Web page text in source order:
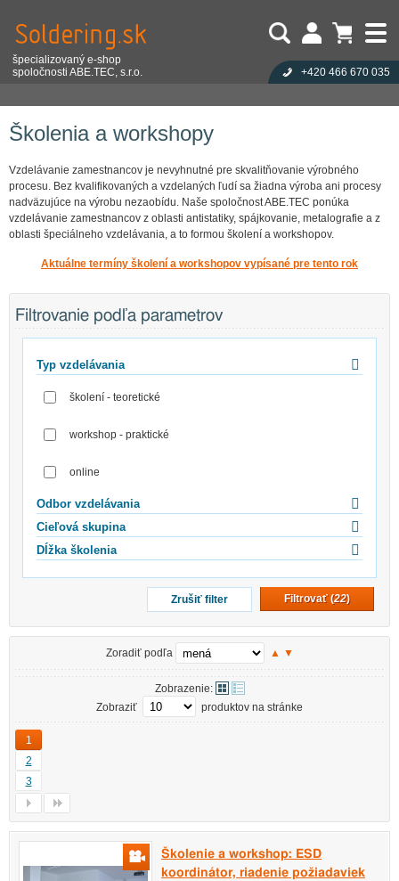
Školenia a workshopy
Vzdelávanie zamestnancov je nevyhnutné pre skvalitňovanie výrobného
procesu. Bez kvalifikovaných a vzdelaných ľudí sa žiadna výroba ani procesy
nadväzujúce na výrobu nezaobídu. Naše spoločnost ABE.TEC ponúka
vzdelávanie zamestnancov z oblasti antistatiky, spájkovanie, metalografie a z
oblasti špeciálneho vzdelávania, a to formou školení a workshopov.
Aktuálne termíny školení a workshopov vypísané pre tento rok
Filtrovanie podľa parametrov
Typ vzdelávania
školení - teoretické
workshop - praktické
online
Odbor vzdelávania
Cieľová skupina
Dĺžka školenia
Zrušiť filter Filtrovať (22)
Zoradiť podľa ▲ ▼
Zobrazenie:
Zobraziť
produktov na stránke
1
2
3
Školenie a workshop: ESD
koordinátor, riadenie požiadaviek
špecializovaný e-shop
spoločnosti ABE.TEC, s.r.o.
+420 466 670 035
Počet produktov:0
Cena celkom: 0,00 EUR
Heslo:
Zabudli ste heslo?
Nová registrace